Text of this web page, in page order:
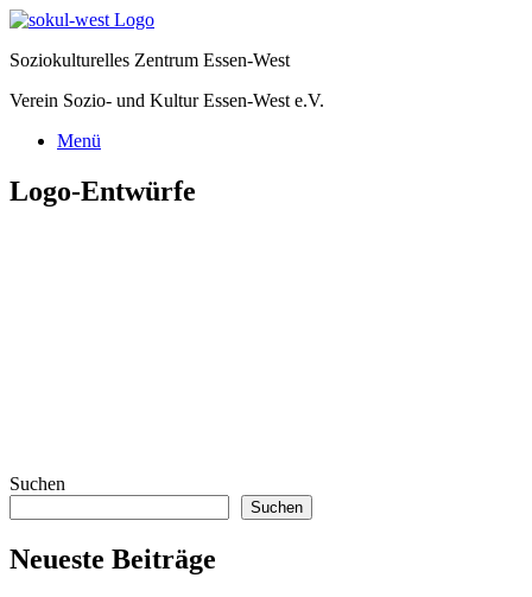
Zum
springen
Soziokulturelles Zentrum Essen-West
Verein Sozio- und Kultur Essen-West e.V.
Menü
Logo-Entwürfe
Suchen
Suchen
Neueste Beiträge